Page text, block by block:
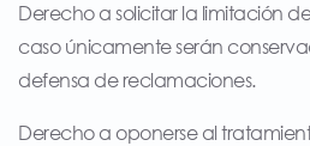
Derecho a solicitar la limitación
caso únicamente serán
defensa de reclamaciones.
Derecho a oponerse al